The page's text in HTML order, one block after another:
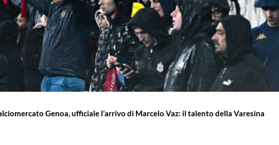
Genoa, ufficiale l’arrivo di Marcelo Vaz: il talento della Varesina